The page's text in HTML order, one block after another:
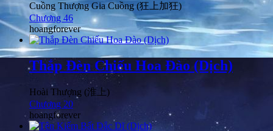
Cuồng Thượng Gia Cuồng (狂上加狂)
Chương 46
hoangforever
Thắp Đèn Chiếu Hoa Đào (Dịch)
Hoài Thượng (淮上)
Chương 20
hoangforever